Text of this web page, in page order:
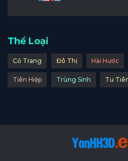
Thể Loại
Cổ Trang Đô Thị Hài Hước
Tiên Hiệp Trùng Sinh Tu